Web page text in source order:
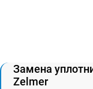
Замена
Zelmer